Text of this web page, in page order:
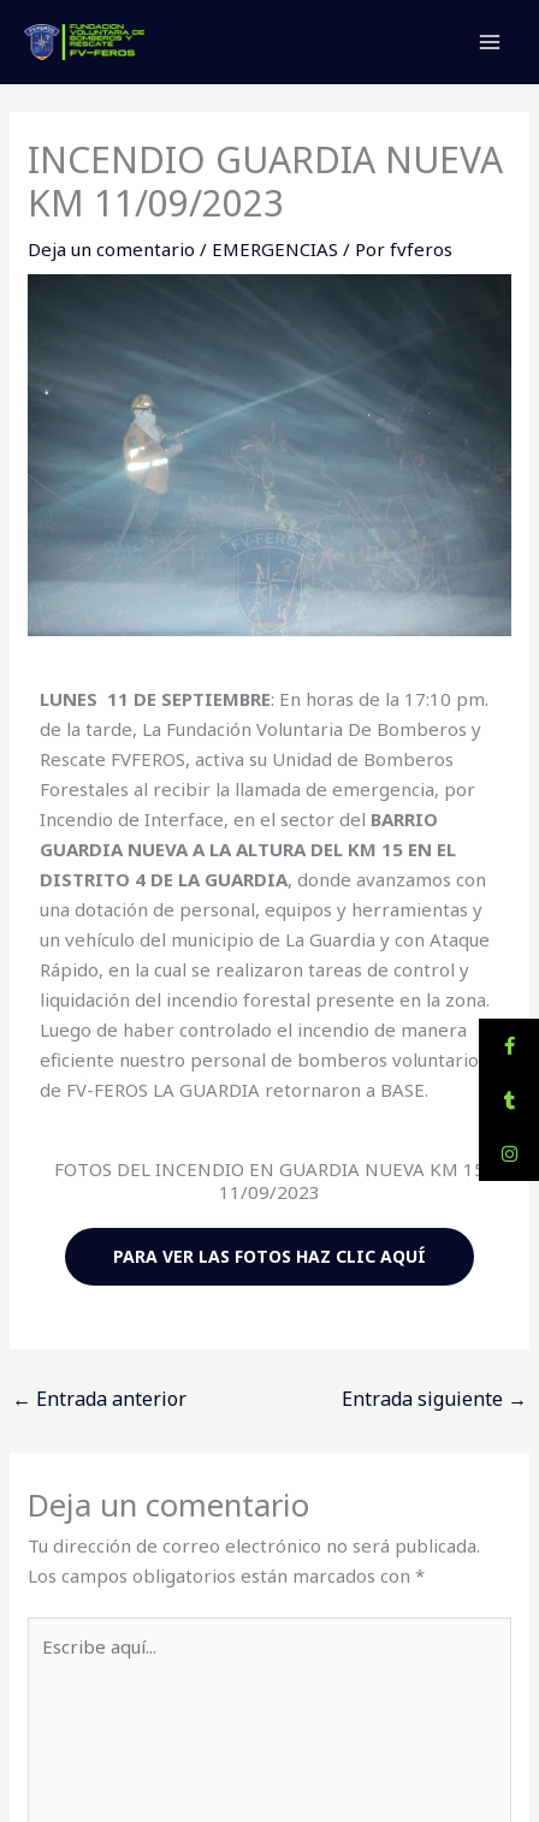
INCENDIO GUARDIA NUEVA
KM 11/09/2023
Deja un comentario / EMERGENCIAS / Porfvferos
LUNES 11 DE SEPTIEMBRE: En horas de la 17:10 pm.
de la tarde, La Fundación Voluntaria De Bomberos y
Rescate FVFEROS, activa su Unidad de Bomberos
Forestales al recibir la llamada de emergencia, por
Incendio de Interface, en el sector del BARRIO
GUARDIA NUEVA A LA ALTURA DEL KM 15 EN EL
DISTRITO 4 DE LA GUARDIA, donde avanzamos con
una dotación de personal, equipos y herramientas y
un vehículo del municipio de La Guardia y con Ataque
Rápido, en la cual se realizaron tareas de control y
liquidación del incendio forestal presente en la zona.
Luego de haber controlado el incendio de manera
eficiente nuestro personal de bomberos voluntarios
de FV-FEROS LA GUARDIA retornaron a BASE.
FOTOS DEL INCENDIO EN GUARDIA NUEVA KM 15
11/09/2023
PARA VER LAS FOTOS HAZ CLIC AQUÍ
← Entrada anterior Entrada siguiente →
Deja un comentario
Tu dirección de correo electrónico no será publicada.
Los campos obligatorios están marcados con*
aquí...